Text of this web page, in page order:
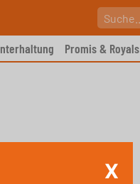
Promis & Royals
X